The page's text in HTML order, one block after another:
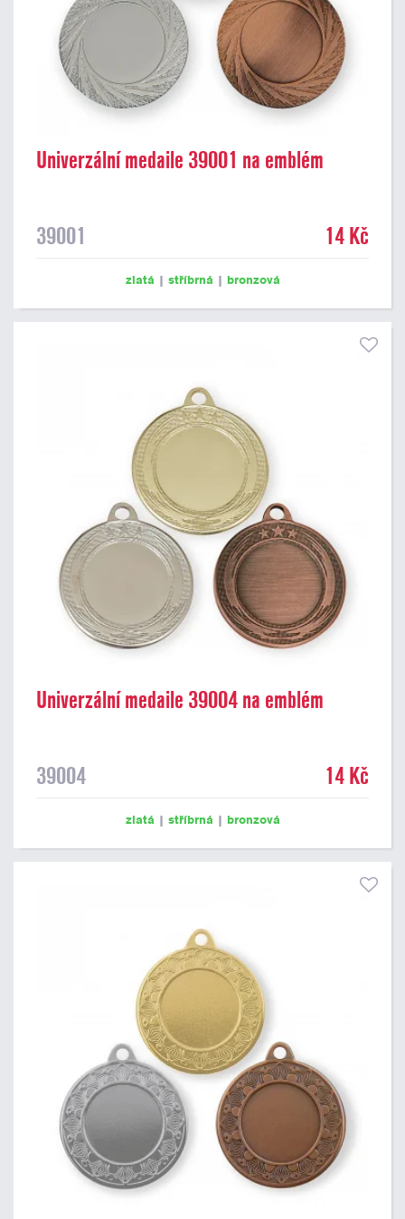
Univerzální medaile 39001 na emblém
39001 14 Kč
zlatá | stříbrná | bronzová
Univerzální medaile 39004 na emblém
39004 14 Kč
zlatá | stříbrná | bronzová